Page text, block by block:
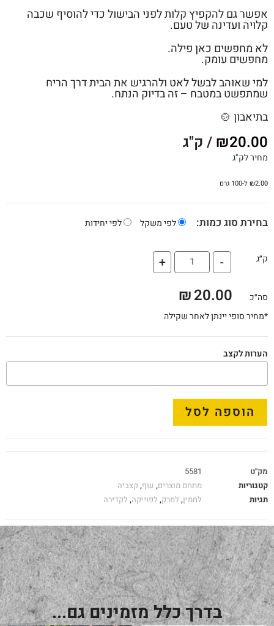
אפשר גם להקפיץ קלות לפני הבישול כדי להוסיף שכבה
קלויה ועדינה של טעם.
לא מחפשים כאן פילה.
מחפשים עומק.
למי שאוהב לבשל לאט ולהרגיש את הבית דרך הריח
שמתפשט במטבח – זה בדיוק הנתח.
בתיאבון 🍲
₪20.00 / ק"ג
מחיר לק"ג
₪2.00 ל-100 גרם
בחירת סוג כמות: לפי משקל לפי יחידות
ק״ג -
+
סה״כ 20.00
₪
*מחיר סופי יינתן לאחר שקילה
הערות לקצב
הוספה לסל
מק"ט
5581
קטגוריות
מתחם מוצרים, עוף, קצביה
תגיות
לחמין, למרק, לפוייקה, לקדירה
בדרך כלל מזמינים גם...